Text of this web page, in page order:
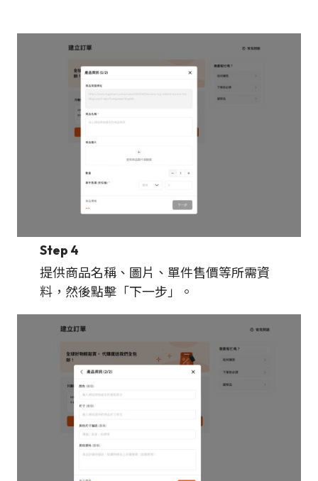
Step 4
提供商品名稱、圖片、單件售價等所需資
料，然後點擊「下一步」。